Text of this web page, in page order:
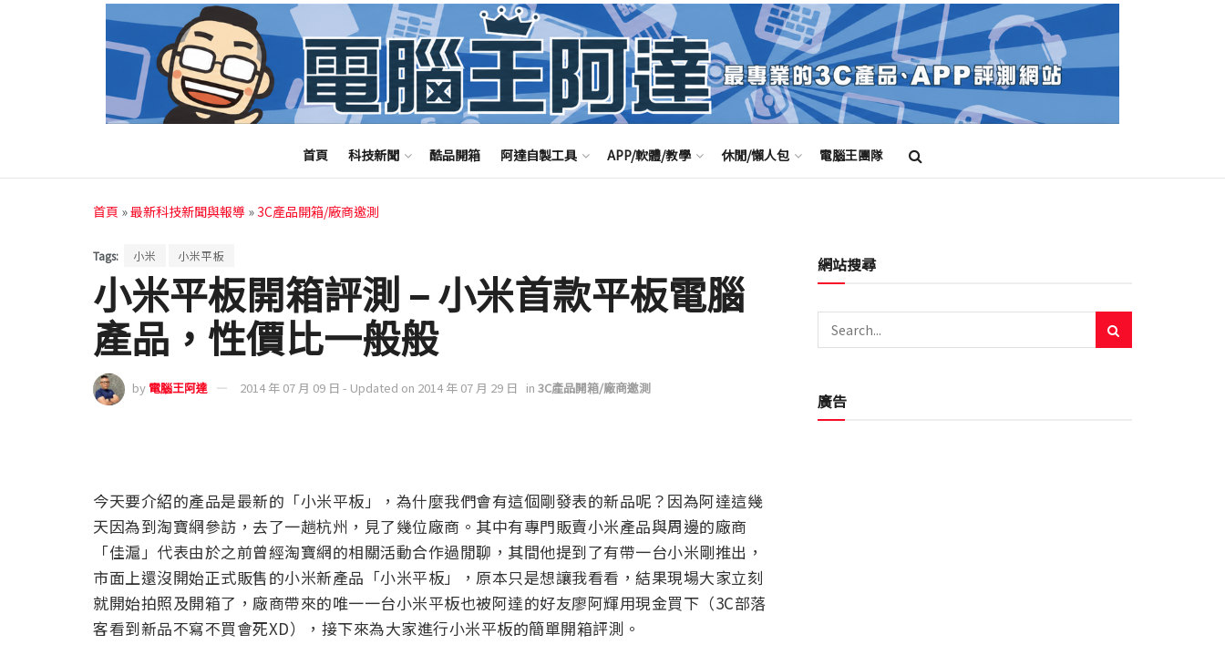
首頁 科技新聞 酷品開箱 阿達自製工具 APP/軟體/教學 休閒/懶人包 電腦王團隊
首頁 »最新科技新聞與報導 »3C產品開箱/廠商邀測
Tags: 小米 小米平板
小米平板開箱評測 – 小米首款平板電腦
產品，性價比一般般
by 電腦王阿達 2014 年 07 月 09 日 - Updated on 2014 年 07 月 29 日 in 3C產品開箱/廠商邀測
今天要介紹的產品是最新的「小米平板」，為什麼我們會有這個剛發表的新品呢？因為阿達這幾
天因為到淘寶網參訪，去了一趟杭州，見了幾位廠商。其中有專門販賣小米產品與周邊的廠商
「佳滬」代表由於之前曾經淘寶網的相關活動合作過閒聊，其間他提到了有帶一台小米剛推出，
市面上還沒開始正式販售的小米新產品「小米平板」，原本只是想讓我看看，結果現場大家立刻
就開始拍照及開箱了，廠商帶來的唯一一台小米平板也被阿達的好友廖阿輝用現金買下（3C部落
客看到新品不寫不買會死XD），接下來為大家進行小米平板的簡單開箱評測。
網站搜尋
廣告